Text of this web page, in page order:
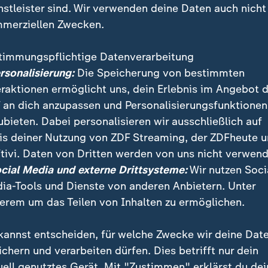
Müttern eine risikofreie Untersuchung des
es Hinweise auf Trisomie 21 geben. Doch die
die Probleme?
sind. Wir verwenden deine Daten auch nicht
Zwecken.
Datenverarbeitung
Die Speicherung von bestimmten
ermöglicht uns, dein Erlebnis im Angebot
an dich anzupassen und Personalisierungsfunktionen
Dabei personalisieren wir ausschließlich auf
deiner Nutzung von ZDF Streaming, der ZDFheute
Daten von Dritten werden von uns nicht
Media und externe Drittsysteme:Wir nutzen
Tools und Dienste von anderen Anbietern. Unter
um das Teilen von Inhalten zu ermöglichen.
entscheiden, für welche Zwecke wir deine
und verarbeiten dürfen. Dies betrifft nur dein